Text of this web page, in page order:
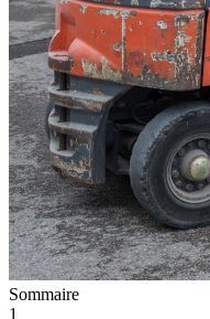
Sommaire
1